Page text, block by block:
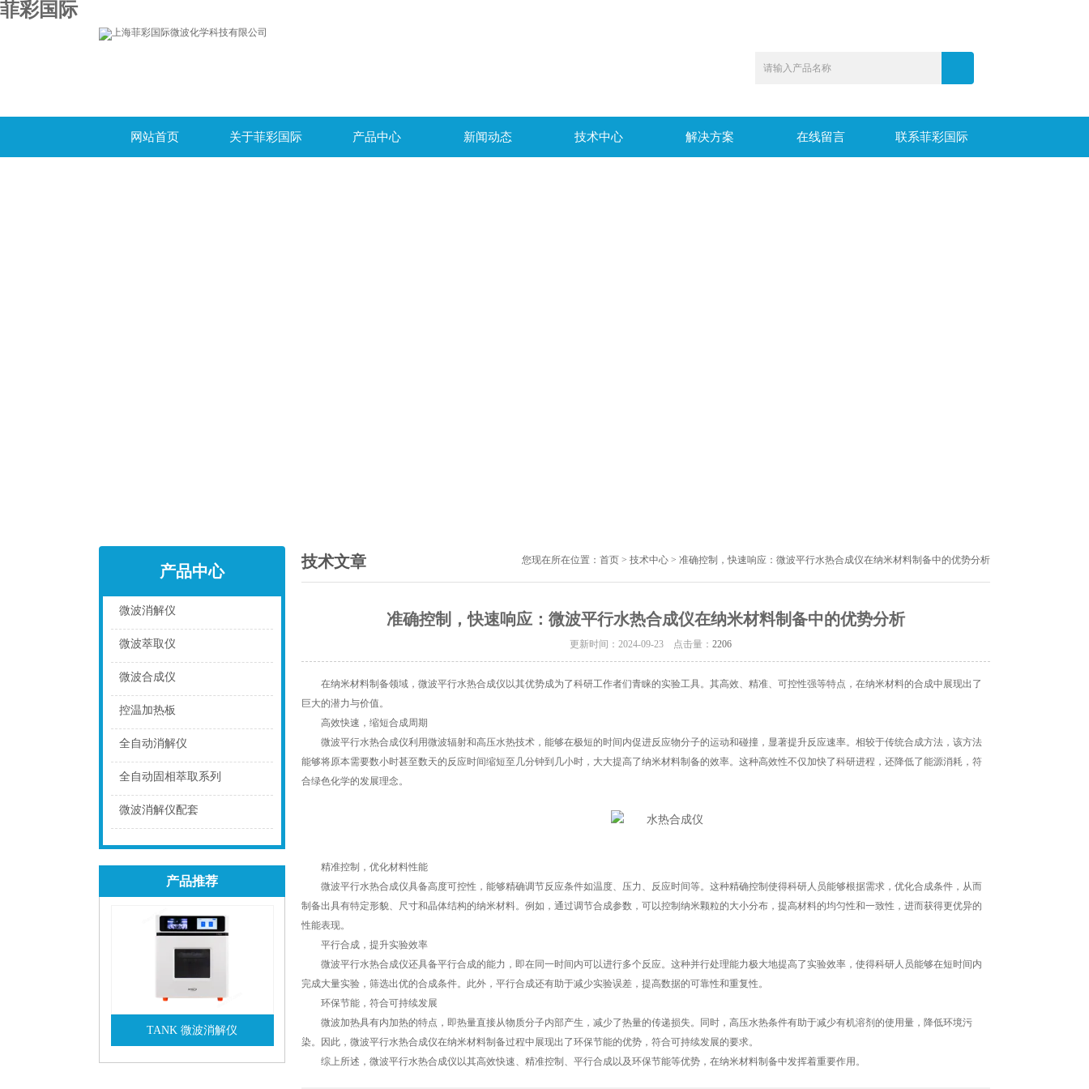
菲彩国际
网站首页 关于菲彩国际 产品中心 新闻动态 技术中心 解决方案 在线留言 联系菲彩国际
产品中心
微波消解仪
微波萃取仪
微波合成仪
控温加热板
全自动消解仪
点击
全自动固相萃取系列
微波消解仪配套
产品推荐
TANK 微波消解仪
查看详情
技术文章 您现在所在位置： 首页 > 技术中心 > 准确控制，快速响应：微波平行水热合成仪在纳米材料制备中的优势分析
准确控制，快速响应：微波平行水热合成仪在纳米材料制备中的优势分析
更新时间：2024-09-23 点击量： 2206
在纳米材料制备领域，微波平行水热合成仪以其优势成为了科研工作者们青睐的实验工具。其高效、精准、可控性强等特点，在纳米材料的合成中展现出了
巨大的潜力与价值。
高效快速，缩短合成周期
微波平行水热合成仪利用微波辐射和高压水热技术，能够在极短的时间内促进反应物分子的运动和碰撞，显著提升反应速率。相较于传统合成方法，该方法
能够将原本需要数小时甚至数天的反应时间缩短至几分钟到几小时，大大提高了纳米材料制备的效率。这种高效性不仅加快了科研进程，还降低了能源消耗，符
合绿色化学的发展理念。
精准控制，优化材料性能
微波平行水热合成仪具备高度可控性，能够精确调节反应条件如温度、压力、反应时间等。这种精确控制使得科研人员能够根据需求，优化合成条件，从而
制备出具有特定形貌、尺寸和晶体结构的纳米材料。例如，通过调节合成参数，可以控制纳米颗粒的大小分布，提高材料的均匀性和一致性，进而获得更优异的
性能表现。
平行合成，提升实验效率
微波平行水热合成仪还具备平行合成的能力，即在同一时间内可以进行多个反应。这种并行处理能力极大地提高了实验效率，使得科研人员能够在短时间内
完成大量实验，筛选出优的合成条件。此外，平行合成还有助于减少实验误差，提高数据的可靠性和重复性。
环保节能，符合可持续发展
微波加热具有内加热的特点，即热量直接从物质分子内部产生，减少了热量的传递损失。同时，高压水热条件有助于减少有机溶剂的使用量，降低环境污
染。因此，微波平行水热合成仪在纳米材料制备过程中展现出了环保节能的优势，符合可持续发展的要求。
综上所述，微波平行水热合成仪以其高效快速、精准控制、平行合成以及环保节能等优势，在纳米材料制备中发挥着重要作用。